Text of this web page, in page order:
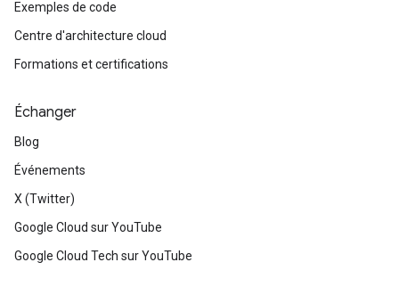
Exemples de code
Centre d'architecture cloud
Formations et certifications
Échanger
Blog
Événements
X (Twitter)
Google Cloud sur YouTube
Google Cloud Tech sur YouTube